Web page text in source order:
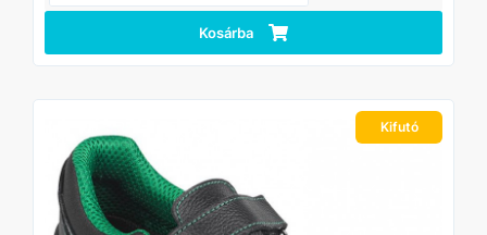
Kosárba
Kifutó